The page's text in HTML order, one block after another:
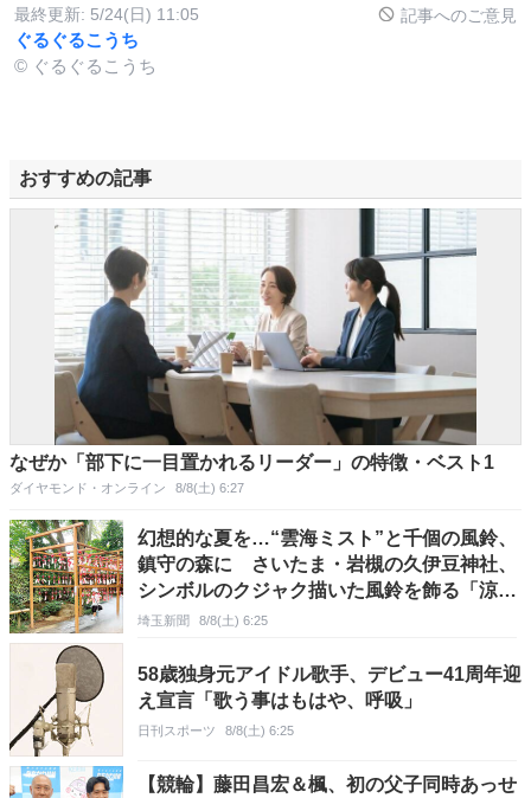
最終更新: 5/24(日) 11:05 記事へのご意見
ぐるぐるこうち
© ぐるぐるこうち
おすすめの記事
なぜか「部下に一目置かれるリーダー」の特徴・ベスト1
ダイヤモンド・オンライン 8/8(土) 6:27
幻想的な夏を…“雲海ミスト”と千個の風鈴、
鎮守の森に さいたま・岩槻の久伊豆神社、
シンボルのクジャク描いた風鈴を飾る「涼鈴
詣」 31日まで きょう8日は「夜い宮」、
埼玉新聞 8/8(土) 6:25
58歳独身元アイドル歌手、デビュー41周年迎
え宣言「歌う事はもはや、呼吸」
日刊スポーツ 8/8(土) 6:25
【競輪】藤田昌宏＆楓、初の父子同時あっせ